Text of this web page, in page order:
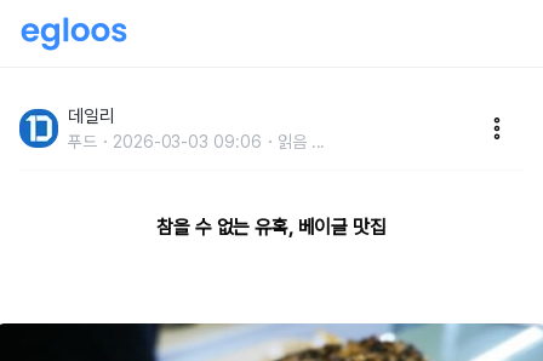
데일리
푸드 2026-03-03 09:06 읽음 ...
참을 수 없는 유혹, 베이글 맛집